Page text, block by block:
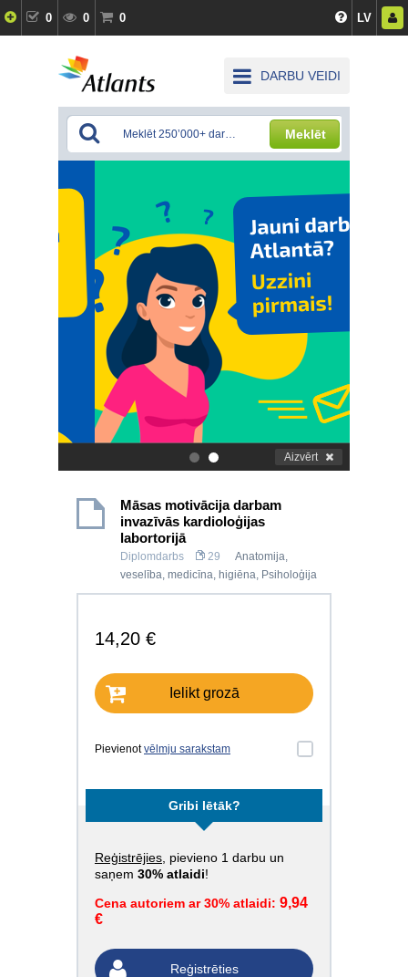
0 0 0 LV
DARBU VEIDI
Meklēt
. Aizvērt
Māsas motivācija darbam
invazīvās kardioloģijas
labortorijā
Diplomdarbs 29
Anatomija,
veselība, medicīna, higiēna, Psiholoģija
14,20 €
Ielikt grozā
Pievienotvēlmju sarakstam
Gribi lētāk?
Reģistrējies , pievieno 1 darbu un
saņem 30% atlaidi!
Cena autoriem ar 30% atlaidi: 9,94
€
Reģistrēties